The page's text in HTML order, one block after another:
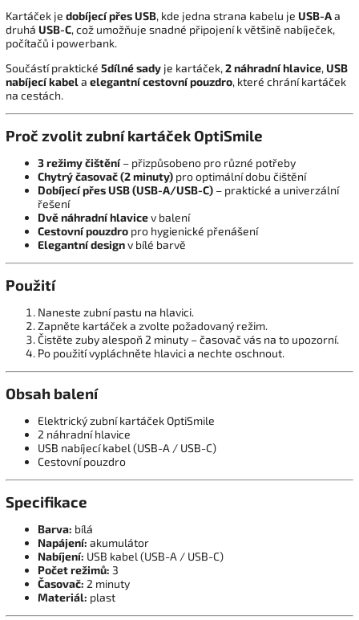
Kartáček je dobíjecí přes USB, kde jedna strana kabelu je USB-Aa
druhá USB-C, což umožňuje snadné připojení k většině nabíječek,
počítačů i powerbank.
Součástí praktické 5dílné sady je kartáček,2 náhradní hlavice,USB
nabíjecí kabela elegantní cestovní pouzdro, které chrání kartáček
na cestách.
Proč zvolit zubní kartáček OptiSmile
3 režimy čištění– přizpůsobeno pro různé potřeby
Chytrý časovač (2 minuty) pro optimální dobu čištění
Dobíjecí přes USB (USB-A/USB-C) – praktické a univerzální
řešení
Dvě náhradní hlavicev balení
Cestovní pouzdro pro hygienické přenášení
Elegantní designv bílé barvě
Použití
Naneste zubní pastu na hlavici.
Zapněte kartáček a zvolte požadovaný režim.
Čistěte zuby alespoň 2 minuty – časovač vás na to upozorní.
Po použití vypláchněte hlavici a nechte oschnout.
Obsah balení
Elektrický zubní kartáček OptiSmile
2 náhradní hlavice
USB nabíjecí kabel (USB-A / USB-C)
Cestovní pouzdro
Specifikace
Barva: bílá
Napájení: akumulátor
Nabíjení: USB kabel (USB-A / USB-C)
Počet režimů: 3
Časovač: 2 minuty
Materiál: plast